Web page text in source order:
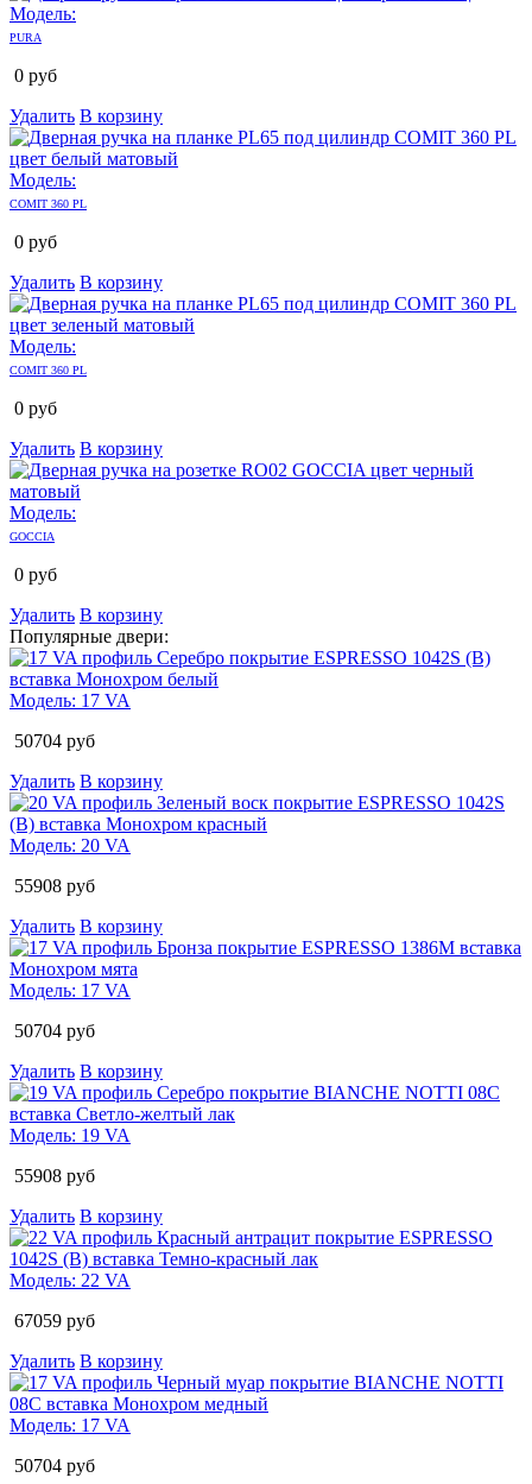
Модель:
PURA
0 руб
Удалить В корзину
Модель:
COMIT 360 PL
0 руб
Удалить В корзину
Модель:
COMIT 360 PL
0 руб
Удалить В корзину
Модель:
GOCCIA
0 руб
Удалить В корзину
Популярные двери:
Модель: 17 VA
50704 руб
Удалить В корзину
Модель: 20 VA
55908 руб
Удалить В корзину
Модель: 17 VA
50704 руб
Удалить В корзину
Модель: 19 VA
55908 руб
Удалить В корзину
Модель: 22 VA
67059 руб
Удалить В корзину
Модель: 17 VA
50704 руб